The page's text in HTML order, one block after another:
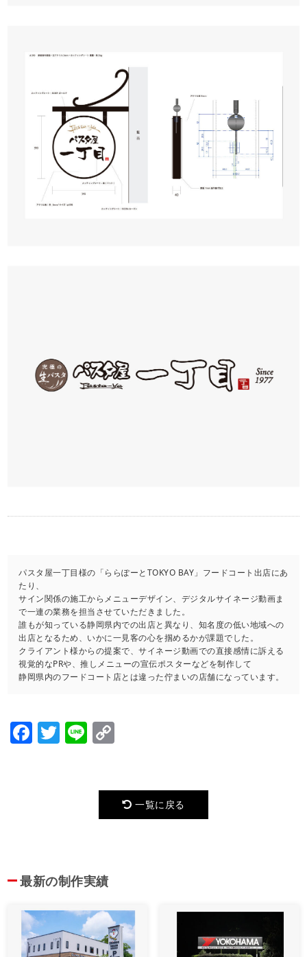
パスタ屋一丁目様の「ららぽーとTOKYO BAY」フードコート出店にあ
たり、
サイン関係の施工からメニューデザイン、デジタルサイネージ動画ま
で一連の業務を担当させていただきました。
誰もが知っている静岡県内での出店と異なり、知名度の低い地域への
出店となるため、いかに一見客の心を掴めるかが課題でした。
クライアント様からの提案で、サイネージ動画での直接感情に訴える
視覚的なPRや、推しメニューの宣伝ポスターなどを制作して
静岡県内のフードコート店とは違った佇まいの店舗になっています。
Facebook
Twitter
Line
一覧に戻る
最新の制作実績